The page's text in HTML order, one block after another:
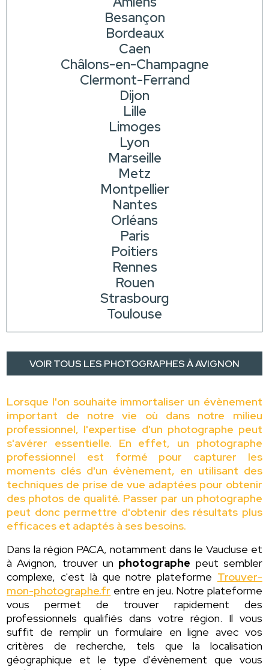
Besançon
Bordeaux
Caen
Châlons-en-Champagne
Clermont-Ferrand
Dijon
Lille
Limoges
Lyon
Marseille
Metz
Montpellier
Nantes
Orléans
Paris
Poitiers
Rennes
Rouen
Strasbourg
Toulouse
VOIR TOUS LES PHOTOGRAPHES À AVIGNON
Lorsque l'on souhaite immortaliser un évènement
important de notre vie où dans notre milieu
professionnel, l'expertise d'un photographe peut
s'avérer essentielle. En effet, un photographe
professionnel est formé pour capturer les
moments clés d'un évènement, en utilisant des
techniques de prise de vue adaptées pour obtenir
des photos de qualité. Passer par un photographe
peut donc permettre d'obtenir des résultats plus
efficaces et adaptés à ses besoins.
Dans la région PACA, notamment dans le Vaucluse et
à Avignon, trouver un photographe peut sembler
complexe, c'est là que notre plateforme Trouver-
mon-photographe.fr entre en jeu. Notre plateforme
vous permet de trouver rapidement des
professionnels qualifiés dans votre région. Il vous
suffit de remplir un formulaire en ligne avec vos
critères de recherche, tels que la localisation
géographique et le type d'évènement que vous